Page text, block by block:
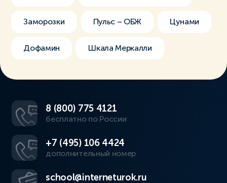
Заморозки Пульс – ОБЖ Цунами
Дофамин Шкала Меркалли
8 (800) 775 4121
бесплатно по России
+7 (495) 106 4424
дополнительный номер
school@interneturok.ru